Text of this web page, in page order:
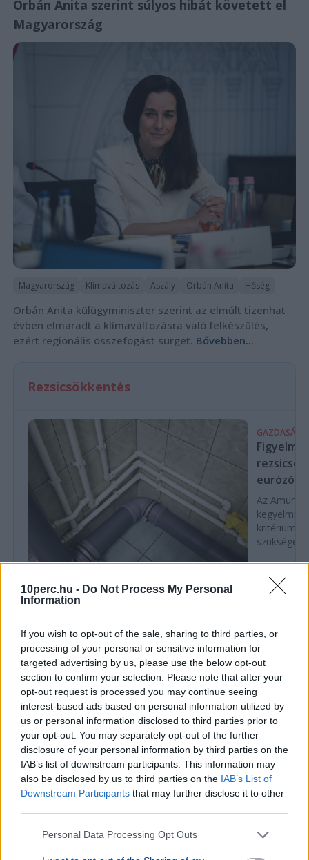
10perc.hu - Do Not Process My Personal
Information
If you wish to opt-out of the sale, sharing to third parties, or
processing of your personal or sensitive information for
targeted advertising by us, please use the below opt-out
section to confirm your selection. Please note that after your
opt-out request is processed you may continue seeing
interest-based ads based on personal information utilized by
us or personal information disclosed to third parties prior to
your opt-out. You may separately opt-out of the further
disclosure of your personal information by third parties on the
IAB’s list of downstream participants. This information may
also be disclosed by us to third parties on the IAB’s List of
Downstream Participants that may further disclose it to other
Personal Data Processing Opt Outs
Orbán Anita szerint súlyos hibát követett el
Magyarország
Magyarország Klímaváltozás Aszály Orbán Anita Hőség
Orbán Anita külügyminiszter szerint az elmúlt tizenhat
évben elmaradt a klímaváltozásra való felkészülés,
ezért regionális összefogást sürget. Bővebben...
Rezsicsökkentés
BELFÖLD
A teljes éves bevételt a csövek
cseréjére kellene költeni
A magyar víziközmű-hálózat közel 80 százaléka
kritikus állapotban van, a csőtörések száma
pedig exponenciálisan nő. Kovács Károly szerint a
rezsicsökk...
GAZDASÁG
Az Amundi
kegyelmi
BELFÖLD 2026. augusztus 7.
„Ki mer odamenni ezek után?” – Borsa Miklós
megszólalt az egy nap alatt elbukott
állásáról